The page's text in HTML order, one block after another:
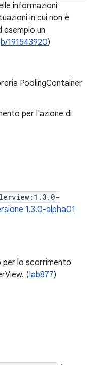
informazioni
in cui non è
esempio un
b/191543920)
PoolingContainer
per l'azione di
1.3.0-alpha01
lo scorrimento
(Iab877)